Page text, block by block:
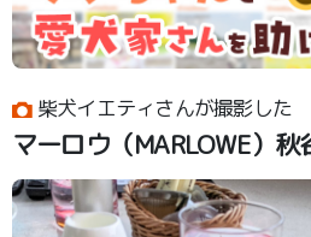
柴犬イエティさんが撮影した
マーロウ（MARLOWE）